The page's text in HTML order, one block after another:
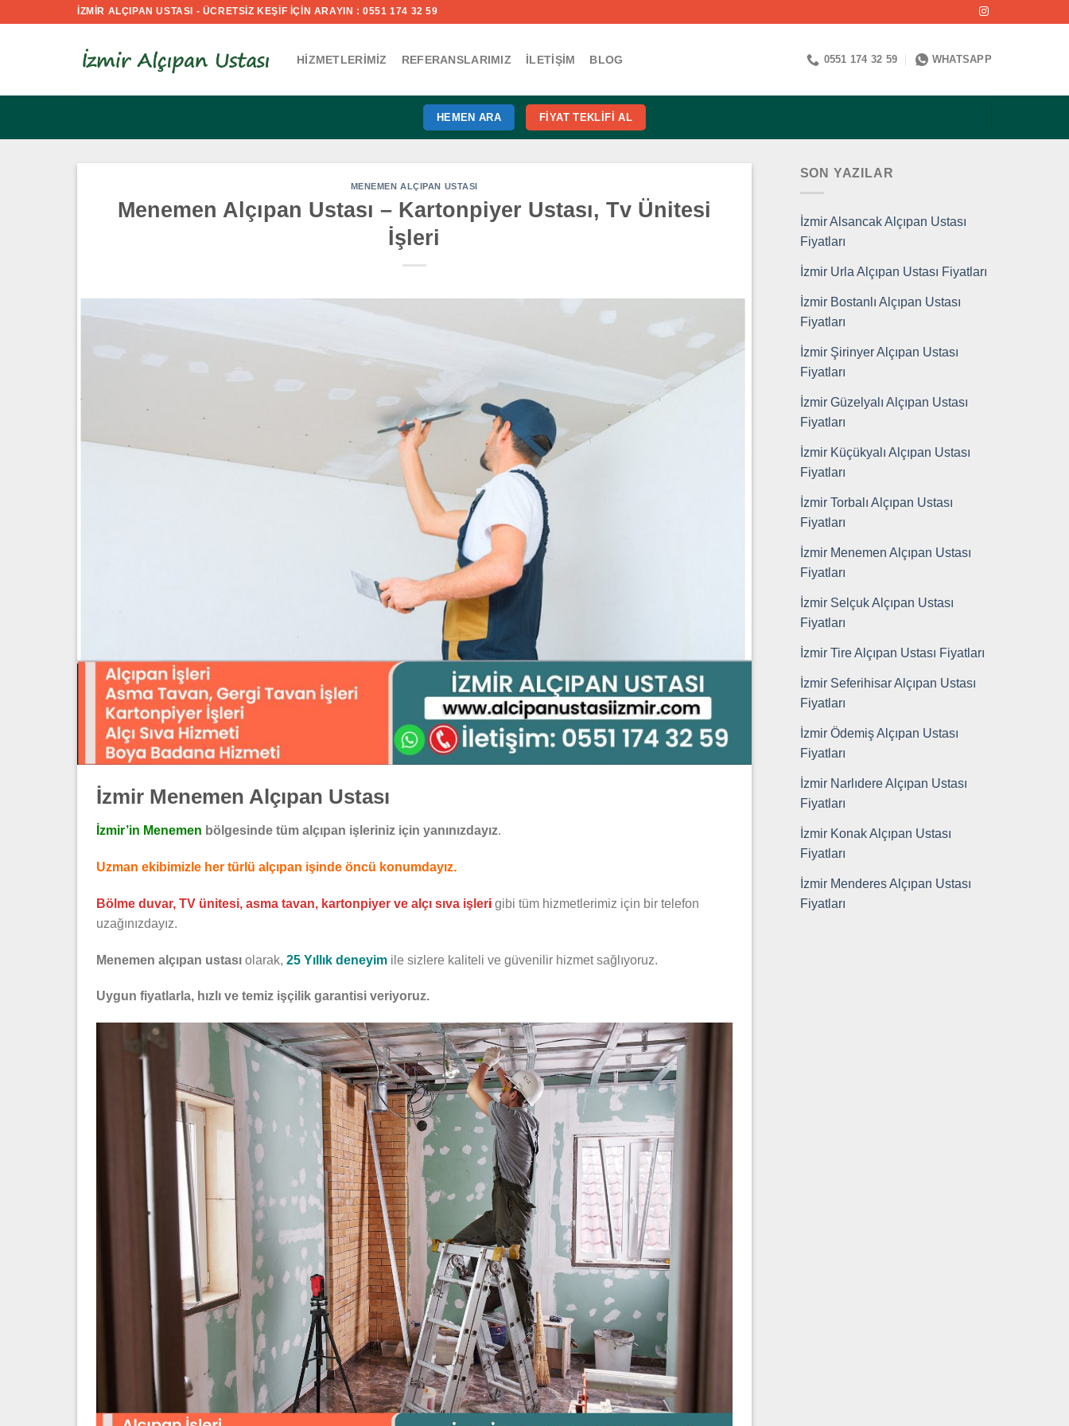
İZMİR ALÇIPAN USTASI - ÜCRETSİZ KEŞİF İÇİN ARAYIN : 0551 174 32 59
HIZMETLERIMIZ REFERANSLARIMIZ İLETIŞIM BLOG 0551 174 32 59 WHATSAPP
HEMEN ARA FIYAT TEKLIFI AL
MENEMEN ALÇIPAN USTASI
Menemen Alçıpan Ustası – Kartonpiyer Ustası, Tv Ünitesi
İşleri
İzmir Menemen Alçıpan Ustası
İzmir’in Menemen bölgesinde tüm alçıpan işleriniz için yanınızdayız.
Uzman ekibimizle her türlü alçıpan işinde öncü konumdayız.
Bölme duvar, TV ünitesi, asma tavan, kartonpiyer ve alçı sıva işleri gibi tüm hizmetlerimiz için bir telefon
uzağınızdayız.
Menemen alçıpan ustası olarak, 25 Yıllık deneyim ile sizlere kaliteli ve güvenilir hizmet sağlıyoruz.
Uygun fiyatlarla, hızlı ve temiz işçilik garantisi veriyoruz.
SON YAZILAR
İzmir Alsancak Alçıpan Ustası
Fiyatları
İzmir Urla Alçıpan Ustası Fiyatları
İzmir Bostanlı Alçıpan Ustası
Fiyatları
İzmir Şirinyer Alçıpan Ustası
Fiyatları
İzmir Güzelyalı Alçıpan Ustası
Fiyatları
İzmir Küçükyalı Alçıpan Ustası
Fiyatları
İzmir Torbalı Alçıpan Ustası
Fiyatları
İzmir Menemen Alçıpan Ustası
Fiyatları
İzmir Selçuk Alçıpan Ustası
Fiyatları
İzmir Tire Alçıpan Ustası Fiyatları
İzmir Seferihisar Alçıpan Ustası
Fiyatları
İzmir Ödemiş Alçıpan Ustası
Fiyatları
İzmir Narlıdere Alçıpan Ustası
Fiyatları
İzmir Konak Alçıpan Ustası
Fiyatları
İzmir Menderes Alçıpan Ustası
Fiyatları